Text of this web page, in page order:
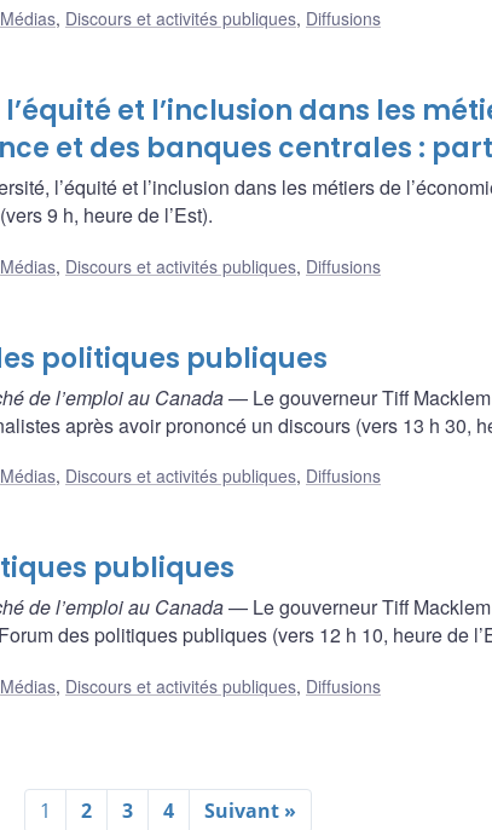
Médias, Discours et activités publiques, Diffusions
et l’inclusion dans les
et des banques centrales :
l’équité et l’inclusion dans les métiers de
9 h, heure de l’Est).
Médias, Discours et activités publiques, Diffusions
politiques publiques
de l’emploi au Canada— Le gouverneur Tiff
après avoir prononcé un discours (vers 13 h 30,
Médias, Discours et activités publiques, Diffusions
publiques
de l’emploi au Canada— Le gouverneur Tiff
des politiques publiques (vers 12 h 10, heure de
Médias, Discours et activités publiques, Diffusions
1 2 3 4 Suivant »